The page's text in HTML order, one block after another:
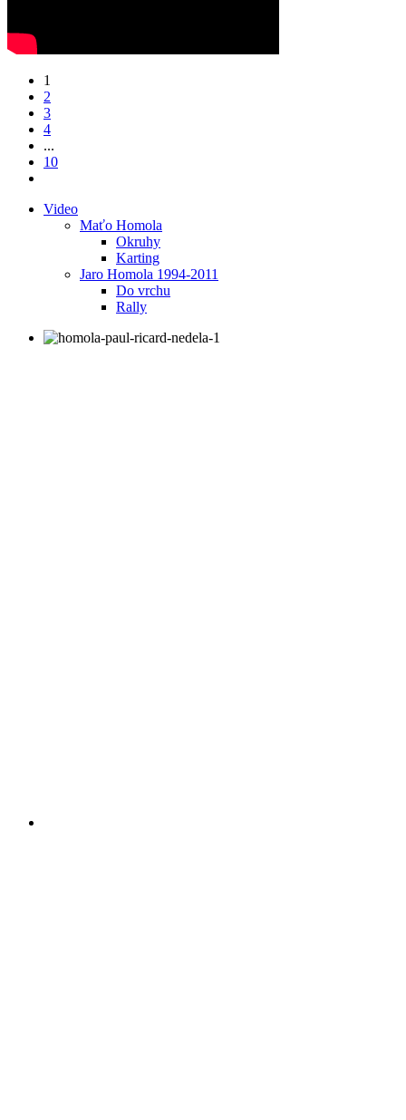
1
2
3
4
...
10
Video
Maťo Homola
Okruhy
Karting
Jaro Homola 1994-2011
Do vrchu
Rally